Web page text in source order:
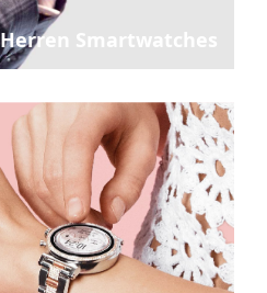
Herren Smartwatches